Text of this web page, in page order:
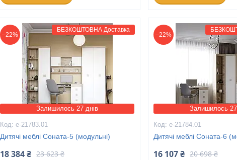
БЕЗКОШТОВНА Доставка
–22%
Залишилось 27 днів
е-21783.01
Дитячі меблі Соната-5 (модульні)
18 384 ₴ 23 623 ₴
–22%
Залишилось 27
е-21784.01
Дитячі меблі Соната-6
16 107 ₴ 20 698 ₴